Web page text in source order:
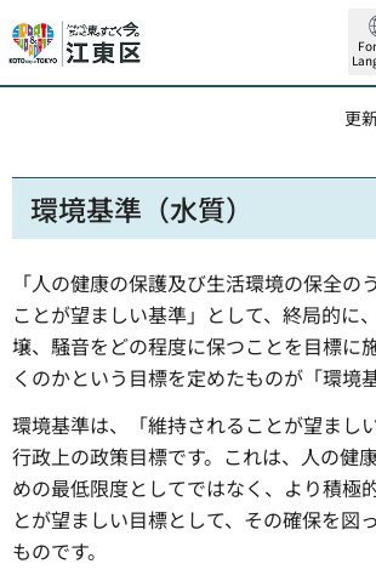
更
環境基準（水質）
「人の健康の保護及び生活環境の保全の
ことが望ましい基準」として、終局的に
壌、騒音をどの程度に保つことを目標に
くのかという目標を定めたものが「環境
環境基準は、「維持されることが望まし
行政上の政策目標です。これは、人の健
めの最低限度としてではなく、より積極
とが望ましい目標として、その確保を図
ものです。